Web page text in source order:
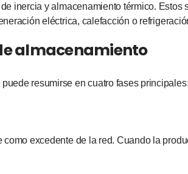
inercia y almacenamiento térmico.
eléctrica, calefacción o
almacenamiento
resumirse en cuatro fases principales:
excedente de la red. Cuando la